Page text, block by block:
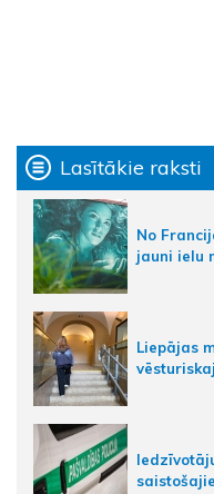
Lasītākie raksti
No
jauni ielu
Liepājas